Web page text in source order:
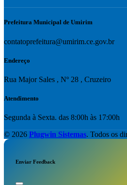
Prefeitura Municipal de Umirim
contatoprefeitura@umirim.ce.gov.br
Endereço
Rua Major Sales , Nº 28 , Cruzeiro
Atendimento
Segunda à Sexta. das 8:00h às 17:00h
© 2026 Plugwin Sistemas. Todos os
Enviar Feedback